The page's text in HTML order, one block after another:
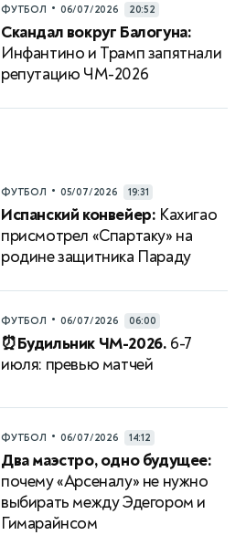
ФУТБОЛ • 06/07/2026 20:52
Скандал вокруг Балогуна:
Инфантино и Трамп запятнали
репутацию ЧМ-2026
ФУТБОЛ • 05/07/2026 19:31
Испанский конвейер: Кахигао
присмотрел «Спартаку» на
родине защитника Параду
ФУТБОЛ • 06/07/2026 06:00
⏰Будильник ЧМ-2026. 6-7
июля: превью матчей
ФУТБОЛ • 06/07/2026 14:12
Два маэстро, одно будущее:
почему «Арсеналу» не нужно
выбирать между Эдегором и
Гимарайнсом